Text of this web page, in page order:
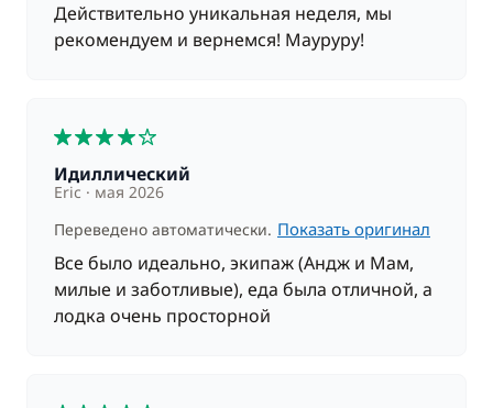
Действительно уникальная неделя, мы
рекомендуем и вернемся! Мауруру!
Идиллический
Eric
мая 2026
Переведено автоматически. Показать оригинал
Все было идеально, экипаж (Андж и Мам,
милые и заботливые), еда была отличной, а
лодка очень просторной